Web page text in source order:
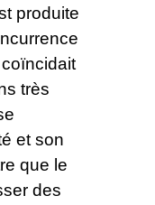
produite
très
et son
que le
des